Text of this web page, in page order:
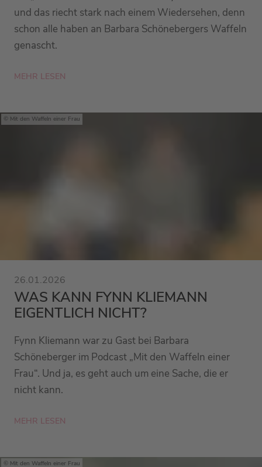
und das riecht stark nach einem Wiedersehen, denn
schon alle haben an Barbara Schönebergers Waffeln
genascht.
MEHR LESEN
Mit den Waffeln einer Frau
26.01.2026
WAS KANN FYNN KLIEMANN
EIGENTLICH NICHT?
Fynn Kliemann war zu Gast bei Barbara
Schöneberger im Podcast „Mit den Waffeln einer
Frau“. Und ja, es geht auch um eine Sache, die er
nicht kann.
MEHR LESEN
Mit den Waffeln einer Frau